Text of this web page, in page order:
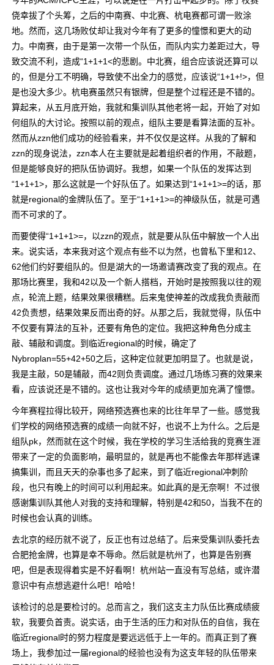
侥幸拔了个头筹，之后的中南赛、中北赛、杭电赛都可谓一败涂
地。然而，这几场败仗却让我对今年有了更多的憧憬和更大的动
力。中南赛，由于是第一次带一个队伍，而队内实力差距过大，导
致交流不利，造成“1+1+1<的悲剧。中北赛，组合应该说还算可以
的，但是分工不明确，导致使不出全力的感觉，应该说“1+1+!>，但
是也没大多少。杭电赛虽然只有银牌，但是整个过程还是不错的。
算起来，从五月底开始，我就和集训队其他老将一起，开始了对如
何组队的大讨论。按照以前的观点，组队主要是看算法面的互补。
然而从zzn他们成功的经验看来，并不仅仅是这样。从我的了解和
zzn的现身说法，zzn本人在主要就是起着组织者的作用，不敲题，
但是能够良好的把队伍协调好。我想，如果一个队伍的发挥达到
“1+1+1>，那么这就是一个好队伍了。如果达到“1+1+1>=的话，那
就是regional的金牌队伍了。至于“1+1+1>=的神级队伍，就是可遇
而不可求的了。
而要使得“1+1+1>=，以zzn的观点，就是要从队伍中解放一个人出
来。说实话，本来我对这个观点有些不以为然，也曾私下里和12、
62他们约好要组队的。但是湖大的一场邀请赛改变了我的观点。在
那场比赛里，我和42以及一个新人搭档，开始时是按照我以往的观
点，轮流上题，结果效果很糟糕。后来鬼使神差的改成我负责敲而
42负责想，结果效果反而出奇的好。从那之后，我就觉得，队伍中
不仅要有算法的互补，还要有角色的定位。我把这种角色分成主
敲、辅敲和调度。到临近regional的时候，确定了
Nybroplan=55+42+50之后，这种定位就更加明显了。也就是说，
我是主敲，50是辅敲，而42则负责调度。通过几场练习赛的效果来
看，应该说还是不错的。这也让我对今年的成绩更加充满了憧憬。
今年赛程拉得比较开，网络预选赛也来的比往年早了一些。感觉我
们学校的网络预选赛的成绩一向就不好，也说不上为什么。之后是
组队pk，然而就在这个时候，我在学校的学习生活给我的竞赛生涯
带来了一定的负面影响，最明显的，就是再也不能像去年那样逃课
搞集训，而且天天的杂事也多了起来，到了临近regional冲刺阶
段，也只有晚上的时间可以利用起来。如此真的是无奈啊！不过很
感谢集训队其他人对我的支持和理解，特别是42和50，当我不在的
时候也会认真的训练。
去北京的经历就不说了，反正也有过总结了。后来受集训队委托去
合肥抢金牌，也算是幸不辱命。然后就是杭州了，也算是告别赛
吧，但是表现得着实是不好看啊！杭州站一直没有写总结，或许潜
意识中有点想逃避什么吧！哈哈！
该检讨的总是要检讨的。总而言之，我们这支主力队伍比赛成绩疲
软，我要负首责。说实话，由于生活的压力和对队伍的自信，我在
临近regional时的努力程度是要远远低于上一年的。而真正到了赛
场上，我参加过一届regional的经验也没有为这支年轻的队伍带来